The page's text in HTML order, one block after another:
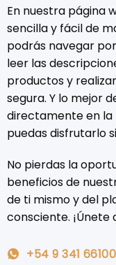
En nuestra página
sencilla y fácil de
podrás navegar
leer las
productos y
segura. Y lo mejor
directamente en la
puedas disfrutarlo
No pierdas la
beneficios de
de ti mismo y del
consciente. ¡Únete
+54 9 341